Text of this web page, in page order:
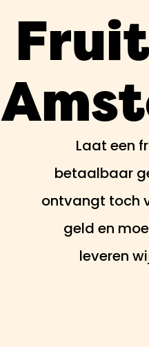
Laat een
betaalbaar
ontvangt toch
geld en
leveren